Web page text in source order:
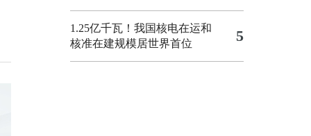
1.25亿千瓦！我国核电在运和
核准在建规模居世界首位
5